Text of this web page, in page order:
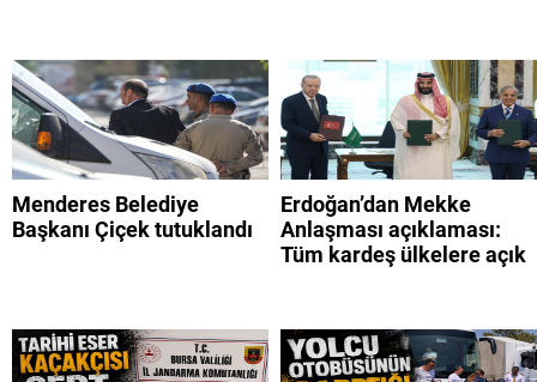
Menderes Belediye
Başkanı Çiçek tutuklandı
Erdoğan’dan Mekke
Anlaşması açıklaması:
Tüm kardeş ülkelere açık